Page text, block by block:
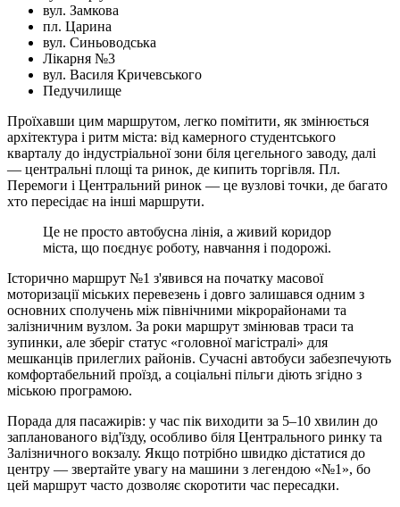
вул. Замкова
пл. Царина
вул. Синьоводська
Лікарня №3
вул. Василя Кричевського
Педучилище
Проїхавши цим маршрутом, легко помітити, як змінюється
архітектура і ритм міста: від камерного студентського
кварталу до індустріальної зони біля цегельного заводу, далі
— центральні площі та ринок, де кипить торгівля. Пл.
Перемоги і Центральний ринок — це вузлові точки, де багато
хто пересідає на інші маршрути.
Це не просто автобусна лінія, а живий коридор
міста, що поєднує роботу, навчання і подорожі.
Історично маршрут №1 з'явився на початку масової
моторизації міських перевезень і довго залишався одним з
основних сполучень між північними мікрорайонами та
залізничним вузлом. За роки маршрут змінював траси та
зупинки, але зберіг статус «головної магістралі» для
мешканців прилеглих районів. Сучасні автобуси забезпечують
комфортабельний проїзд, а соціальні пільги діють згідно з
міською програмою.
Порада для пасажирів: у час пік виходити за 5–10 хвилин до
запланованого від'їзду, особливо біля Центрального ринку та
Залізничного вокзалу. Якщо потрібно швидко дістатися до
центру — звертайте увагу на машини з легендою «№1», бо
цей маршрут часто дозволяє скоротити час пересадки.